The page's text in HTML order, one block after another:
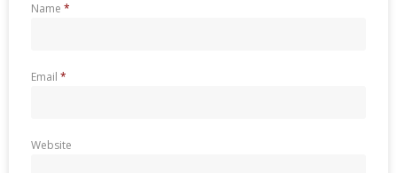
Name *
Email *
Website